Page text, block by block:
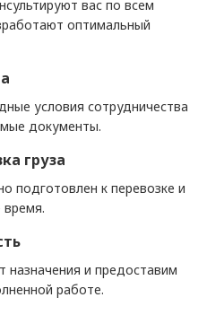
вас по всем
оптимальный
условия сотрудничества
документы.
груза
подготовлен к перевозке и
время.
назначения и предоставим
работе.